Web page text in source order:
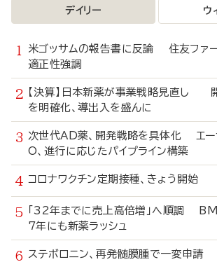
デイリー ウ
米ゴッサムの報告書に反論 住友ファ
適正性強調
【決算】日本新薬が事業戦略見直し
を明確化、導出入を盛んに
次世代AD薬、開発戦略を具体化 エー
O、進行に応じたパイプライン構築
コロナワクチン定期接種、きょう開
「32年までに売上高倍増」へ順調
7年にも新薬ラッシュ
ステボロニン、再発髄膜腫で一変申請